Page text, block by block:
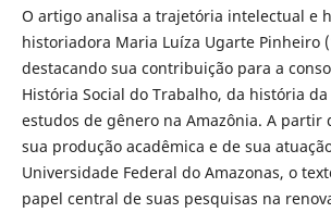
O artigo analisa a trajetória intelectual e
historiadora Maria Luíza Ugarte Pinheiro
destacando sua contribuição para a
História Social do Trabalho, da história
estudos de gênero na Amazônia. A partir
sua produção acadêmica e de sua
Universidade Federal do Amazonas, o
papel central de suas pesquisas na